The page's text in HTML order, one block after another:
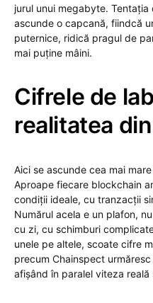
jurul unui megabyte.
ascunde o capcană, fiindcă
puternice, ridică pragul de
mai puține mâini.
Cifrele de
realitatea
Aici se ascunde cea mai
Aproape fiecare blockchain
condiții ideale, cu tranzacții
Numărul acela e un plafon,
cu zi, cu schimburi
unele pe altele, scoate cifre
precum Chainspect
afișând în paralel viteza